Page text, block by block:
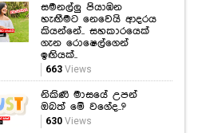
663Views
නිකිණි මාසයේ උපන්
ඔබත් මේ වගේද..?
630 Views
"ජීවිතේ ලස්සනම ගමන
ඔයා එක්ක යන්න ලැබුණ
එක තමයි මගේ ලොකුම
වාසනාව..." සැනසීම සතුට